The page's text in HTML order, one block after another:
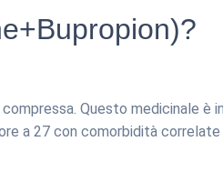
Questo medicinale
a 27 con comorbidità correlate